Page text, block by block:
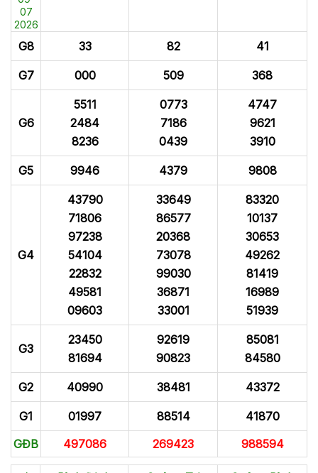
07
2026
G8 33 82 41
G7 000 509 368
G6
5511
2484
8236
0773
7186
0439
4747
9621
3910
G5 9946 4379 9808
G4
43790
71806
97238
54104
22832
49581
09603
33649
86577
20368
73078
99030
36871
33001
83320
10137
30653
49262
81419
16989
51939
G3
23450
81694
92619
90823
85081
84580
G2 40990 38481 43372
G1 01997 88514
41870
GĐB
497086 269423 988594